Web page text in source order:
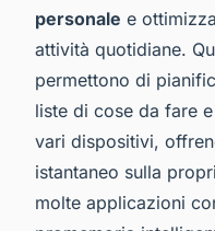
personale e
attività quotidiane.
permettono di
liste di cose da fare
vari dispositivi,
istantaneo sulla
molte applicazioni